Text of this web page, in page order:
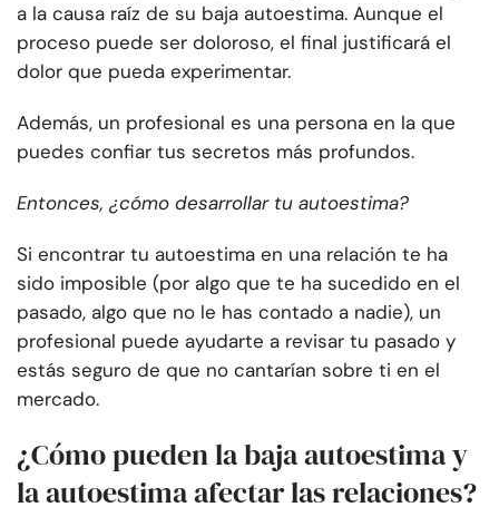
a la causa raíz de su baja autoestima. Aunque el
proceso puede ser doloroso, el final justificará el
dolor que pueda experimentar.
Además, un profesional es una persona en la que
puedes confiar tus secretos más profundos.
Entonces, ¿cómo desarrollar tu autoestima?
Si encontrar tu autoestima en una relación te ha
sido imposible (por algo que te ha sucedido en el
pasado, algo que no le has contado a nadie), un
profesional puede ayudarte a revisar tu pasado y
estás seguro de que no cantarían sobre ti en el
mercado.
¿Cómo pueden la baja autoestima y
la autoestima afectar las relaciones?